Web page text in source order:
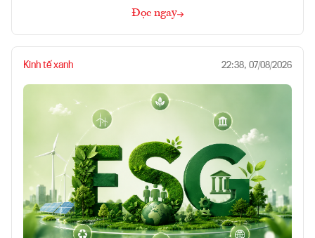
Đọc ngay
Kinh tế xanh 22:38, 07/08/2026